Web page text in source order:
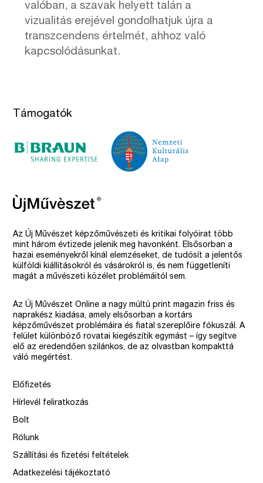
valóban, a szavak helyett talán a
vizualitás erejével gondolhatjuk újra a
transzcendens értelmét, ahhoz való
kapcsolódásunkat.
Támogatók
Az Új Művészet képzőművészeti és kritikai folyóirat több
mint három évtizede jelenik meg havonként. Elsősorban a
hazai eseményekről kínál elemzéseket, de tudósít a jelentős
külföldi kiállításokról és vásárokról is, és nem függetleníti
magát a művészeti közélet problémáitól sem.
Az Új Művészet Online a nagy múltú print magazin friss és
naprakész kiadása, amely elsősorban a kortárs
képzőművészet problémáira és fiatal szereplőire fókuszál. A
felület különböző rovatai kiegészítik egymást – így segítve
elő az eredendően szilánkos, de az olvastban kompakttá
váló megértést.
Előfizetés
Hírlevél feliratkozás
Bolt
Rólunk
Szállítási és fizetési feltételek
Adatkezelési tájékoztató